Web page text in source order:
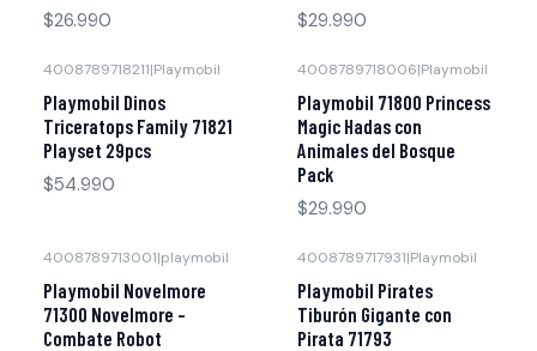
$26.990
$29.990
4008789718211|Playmobil
Playmobil Dinos
Triceratops Family 71821
Playset 29pcs
$54.990
4008789718006|Playmobil
Playmobil 71800 Princess
Magic Hadas con
Animales del Bosque
Pack
$29.990
4008789713001|playmobil
Playmobil Novelmore
71300 Novelmore -
Combate Robot
4008789717931|Playmobil
Playmobil Pirates
Tiburón Gigante con
Pirata 71793